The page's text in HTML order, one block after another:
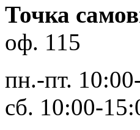
Точка
оф. 115
пн.-пт.
сб. 10:00-